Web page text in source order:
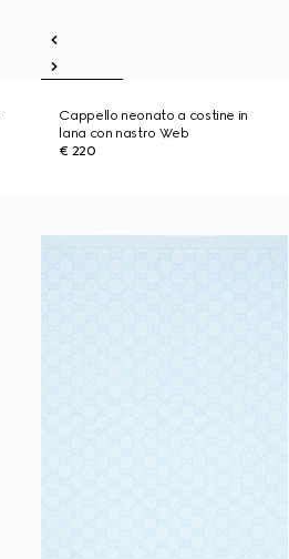
Cappello neonato a costine in
lana con nastro Web
€ 220